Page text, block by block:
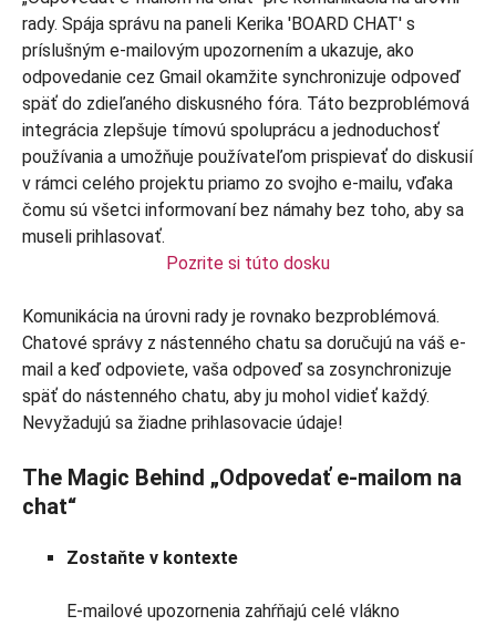
Pozrite si túto dosku
Komunikácia na úrovni rady je rovnako bezproblémová.
Chatové správy z nástenného chatu sa doručujú na váš e-
mail a keď odpoviete, vaša odpoveď sa zosynchronizuje
späť do nástenného chatu, aby ju mohol vidieť každý.
Nevyžadujú sa žiadne prihlasovacie údaje!
The Magic Behind „Odpovedať e-mailom na
chat“
Zostaňte v kontexte
E-mailové upozornenia zahŕňajú celé vlákno